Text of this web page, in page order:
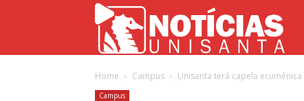
Home Campus Unisanta terá capela
Campus